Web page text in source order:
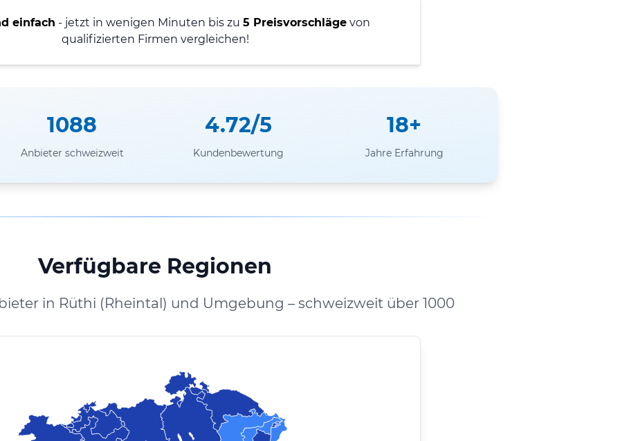
einfach - jetzt in wenigen Minuten bis zu 5 Preisvorschlägevon
qualifizierten Firmen vergleichen!
1088
Anbieter schweizweit
4.72/5
Kundenbewertung
18+
Jahre Erfahrung
Verfügbare Regionen
in Rüthi (Rheintal) und Umgebung – schweizweit über 1000